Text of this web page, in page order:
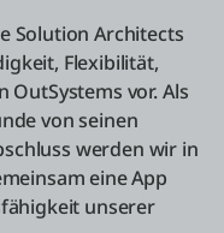
Solution Architects
Flexibilität,
vor. Als
von seinen
werden wir in
eine App
unserer